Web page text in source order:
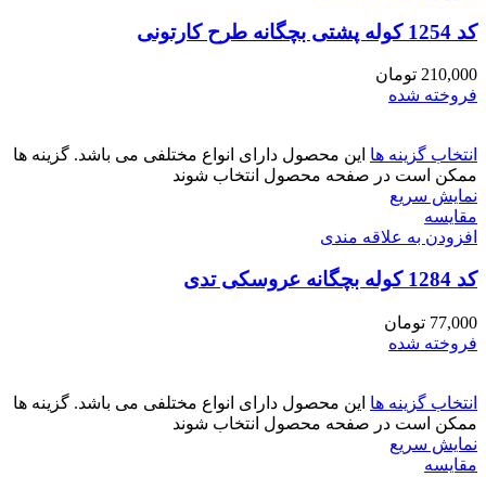
کد 1254 کوله پشتی بچگانه طرح کارتونی
210,000 تومان
فروخته شده
انتخاب گزینه ها این محصول دارای انواع مختلفی می باشد. گزینه ها
ممکن است در صفحه محصول انتخاب شوند
نمایش سریع
مقايسه
افزودن به علاقه مندی
کد 1284 کوله بچگانه عروسکی تدی
77,000 تومان
فروخته شده
انتخاب گزینه ها این محصول دارای انواع مختلفی می باشد. گزینه ها
ممکن است در صفحه محصول انتخاب شوند
نمایش سریع
مقايسه